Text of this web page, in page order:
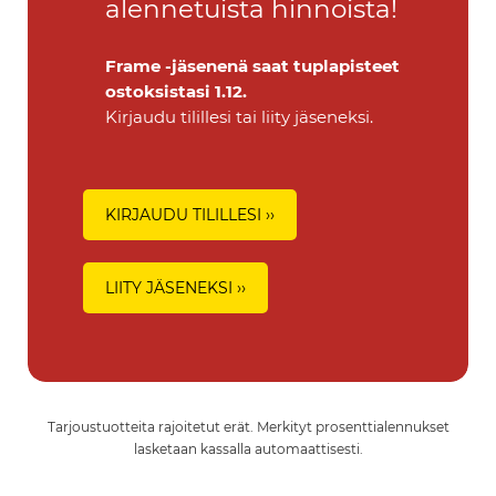
alennetuista hinnoista!
Frame -jäsenenä saat tuplapisteet
ostoksistasi 1.12.
Kirjaudu tilillesi tai liity jäseneksi.
KIRJAUDU TILILLESI ››
LIITY JÄSENEKSI ››
Tarjoustuotteita rajoitetut erät. Merkityt prosenttialennukset
lasketaan kassalla automaattisesti.